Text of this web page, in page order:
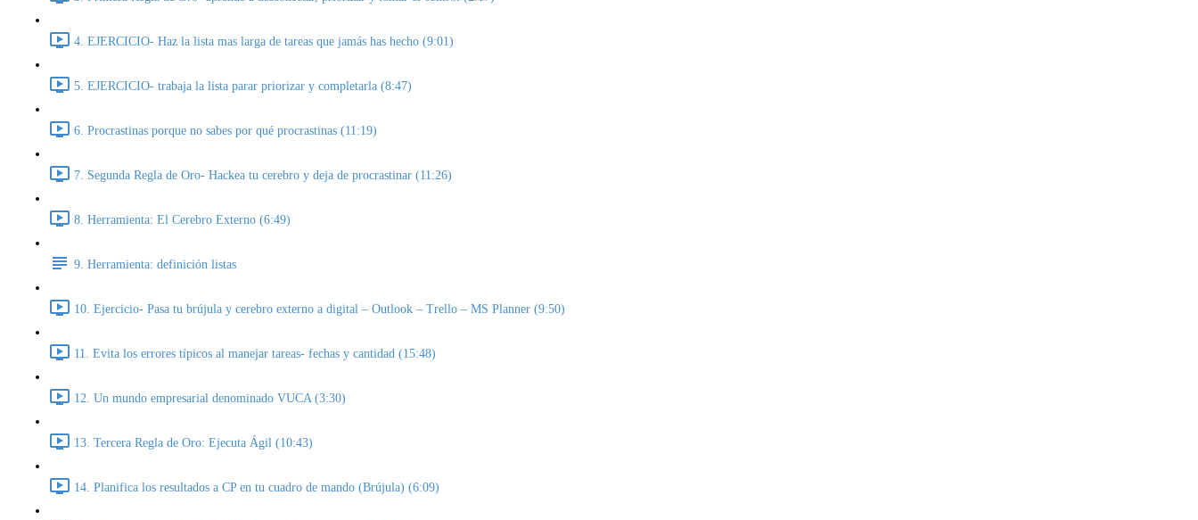
4. EJERCICIO- Haz la lista mas larga de tareas que jamás has hecho (9:01)
5. EJERCICIO- trabaja la lista parar priorizar y completarla (8:47)
6. Procrastinas porque no sabes por qué procrastinas (11:19)
7. Segunda Regla de Oro- Hackea tu cerebro y deja de procrastinar (11:26)
8. Herramienta: El Cerebro Externo (6:49)
9. Herramienta: definición listas
10. Ejercicio- Pasa tu brújula y cerebro externo a digital – Outlook – Trello – MS Planner (9:50)
11. Evita los errores típicos al manejar tareas- fechas y cantidad (15:48)
12. Un mundo empresarial denominado VUCA (3:30)
13. Tercera Regla de Oro: Ejecuta Ágil (10:43)
14. Planifica los resultados a CP en tu cuadro de mando (Brújula) (6:09)